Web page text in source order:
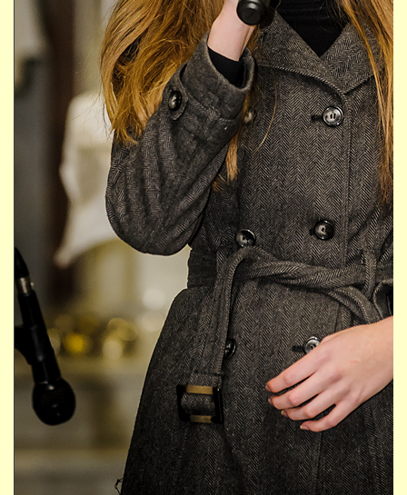
DOKUMENTY / KE STAŽENÍ
KONTAKTY
PŘÍMĚSTSKÝ TÁBOR
MISS VÝTVARNÝ MODEL
ZAMĚSTNÁNÍ
DOTACE
GDPR